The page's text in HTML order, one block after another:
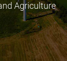
Agriculture